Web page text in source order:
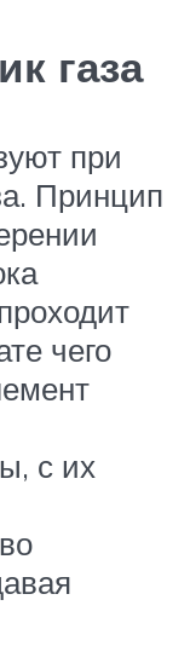
газа
при
Принцип
чего
с их